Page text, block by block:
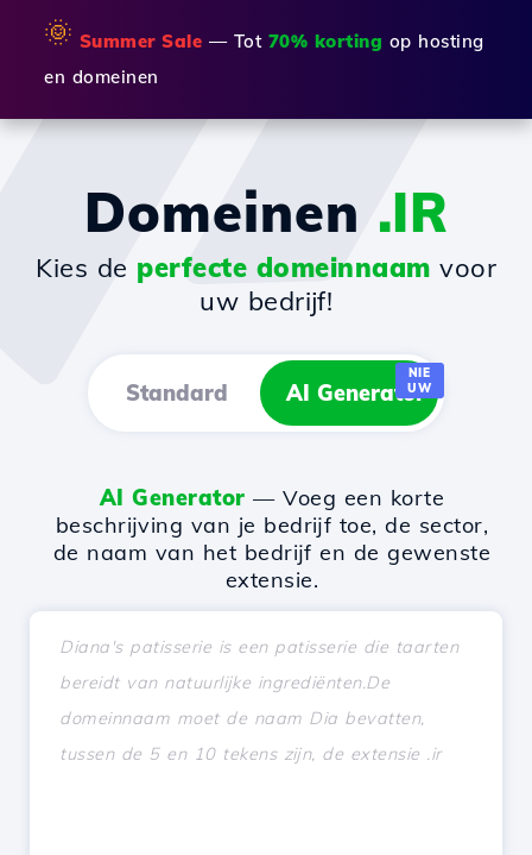
🌞 Summer Sale — Tot 70% korting op hosting
en domeinen
Domeinen .IR
Kies de perfecte domeinnaam voor
uw bedrijf!
Standard AI Generator
NIE
UW
AI Generator — Voeg een korte
beschrijving van je bedrijf toe, de sector,
de naam van het bedrijf en de gewenste
extensie.